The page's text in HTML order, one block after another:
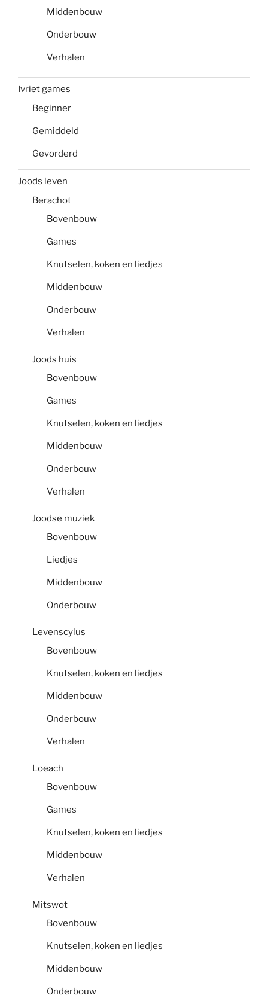
Middenbouw
Onderbouw
Verhalen
Ivriet games
Beginner
Gemiddeld
Gevorderd
Joods leven
Berachot
Bovenbouw
Games
Knutselen, koken en liedjes
Middenbouw
Onderbouw
Verhalen
Joods huis
Bovenbouw
Games
Knutselen, koken en liedjes
Middenbouw
Onderbouw
Verhalen
Joodse muziek
Bovenbouw
Liedjes
Middenbouw
Onderbouw
Levenscylus
Bovenbouw
Knutselen, koken en liedjes
Middenbouw
Onderbouw
Verhalen
Loeach
Bovenbouw
Games
Knutselen, koken en liedjes
Middenbouw
Verhalen
Mitswot
Bovenbouw
Knutselen, koken en liedjes
Middenbouw
Onderbouw